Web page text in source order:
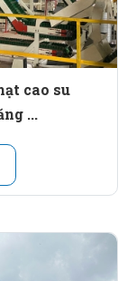
mang đi tiêu thụ.
cao su
...